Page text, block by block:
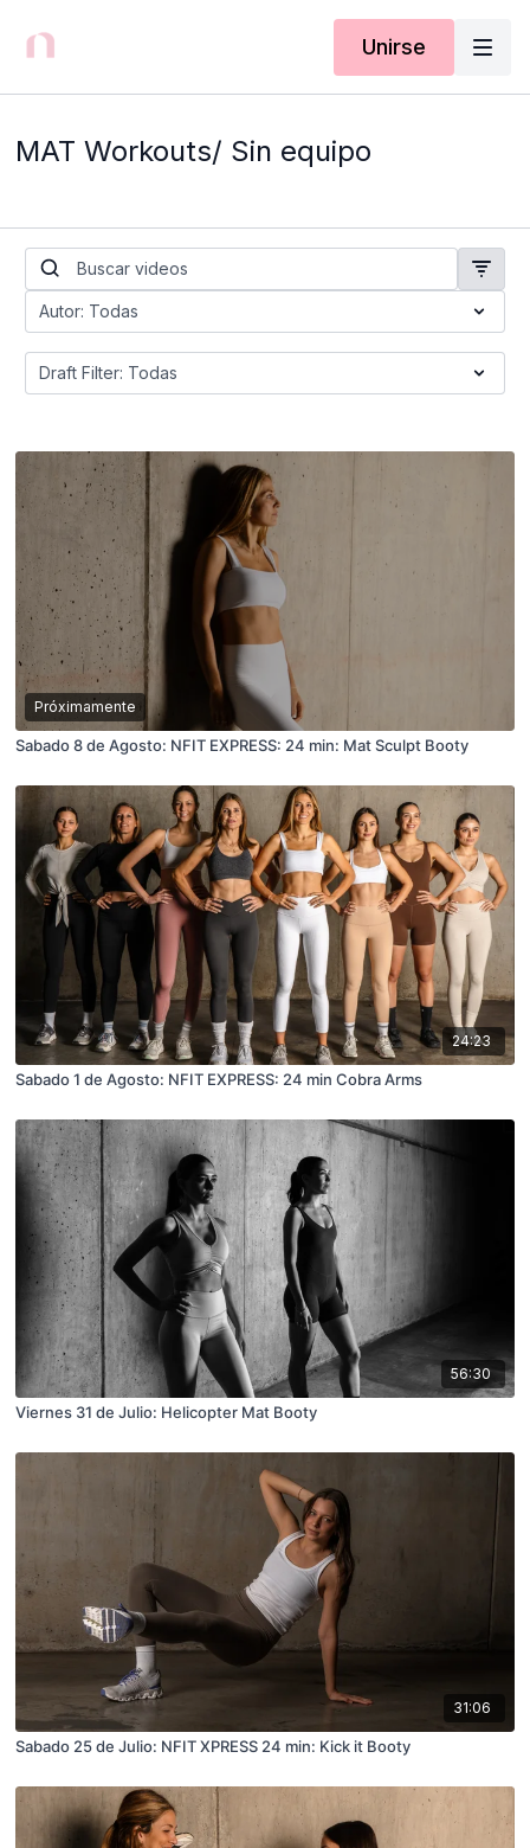
Unirse
MAT Workouts/ Sin equipo
Próximamente
Sabado 8 de Agosto: NFIT EXPRESS: 24 min: Mat Sculpt Booty
24:23
Sabado 1 de Agosto: NFIT EXPRESS: 24 min Cobra Arms
56:30
Viernes 31 de Julio: Helicopter Mat Booty
31:06
Sabado 25 de Julio: NFIT XPRESS 24 min: Kick it Booty